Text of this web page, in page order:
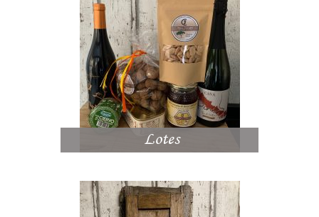
Lotes